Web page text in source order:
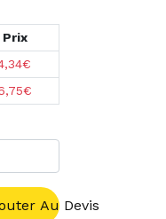
Prix
Au Devis